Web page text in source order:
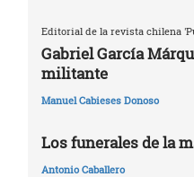
Editorial de la revista chilena
Gabriel García
militante
Manuel Cabieses Donoso
Los funerales de la
Antonio Caballero